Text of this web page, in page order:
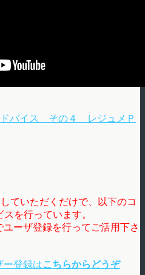
ドバイス その４ レジュメＰ
ていただくだけで、以下のコ
を行っています。
ーザ登録を行ってご活用下さ
ー登録はこちらからどうぞ